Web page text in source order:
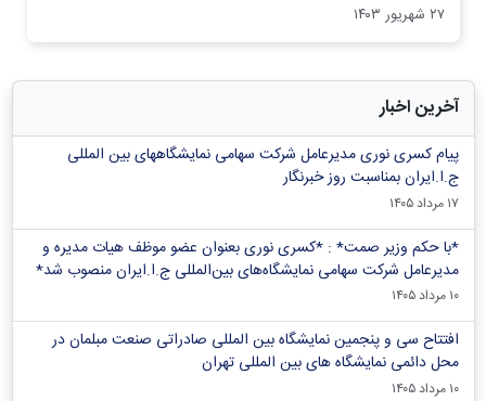
۲۷ شهریور ۱۴۰۳
آخرین اخبار
پیام کسری نوری مدیرعامل شرکت سهامی نمایشگاههای بین المللی
ج.ا.ایران بمناسبت روز خبرنگار
۱۷ مرداد ۱۴۰۵
*با حکم وزیر صمت* : *کسری نوری بعنوان عضو موظف هیات مدیره و
مدیرعامل شرکت سهامی نمایشگاه‌های بین‌المللی ج.ا.ایران منصوب شد*
۱۰ مرداد ۱۴۰۵
افتتاح سی و پنجمین نمایشگاه بین المللی صادراتی صنعت مبلمان در
محل دائمی نمایشگاه های بین المللی تهران
۱۰ مرداد ۱۴۰۵